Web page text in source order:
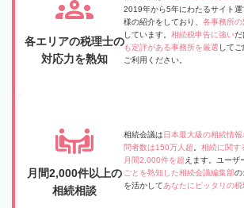
各エリアの税理士の
対応力を熟知
2019年から5年にわたるサイト
様の紹介をしており、 各事務所
しています。 相続税申告に強いだ
も定評がある事務所を厳選 して
ご利用ください。
月間2,000件以上の
相続相談
相続会議は 日本最大級の相続情
問者数は150万人超
相続に関す
月間2,000件を超 えます。ユーザ
ごとを熟知した相続会議編集部の
を活かしてあなたにピッタリの